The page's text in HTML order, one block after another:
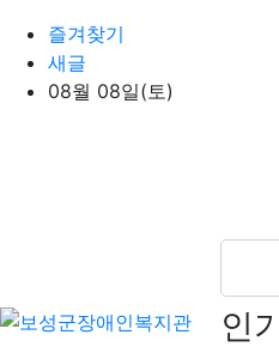
상단 네비
즐겨찾기
새글
08월 08일(토)
인